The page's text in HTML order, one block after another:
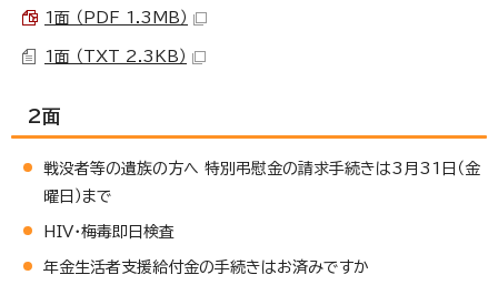
1面 （PDF 1.3MB）
1面 （TXT 2.3KB）
2面
戦没者等の遺族の方へ 特別弔慰金の請求手続きは3月31日（金
曜日）まで
HIV・梅毒即日検査
年金生活者支援給付金の手続きはお済みですか